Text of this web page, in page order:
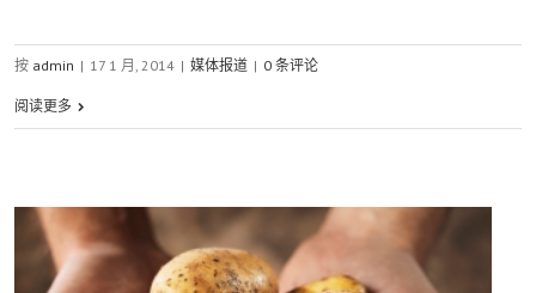
按 admin | 17 1 月, 2014 | 媒体报道 | 0 条评论
阅读更多